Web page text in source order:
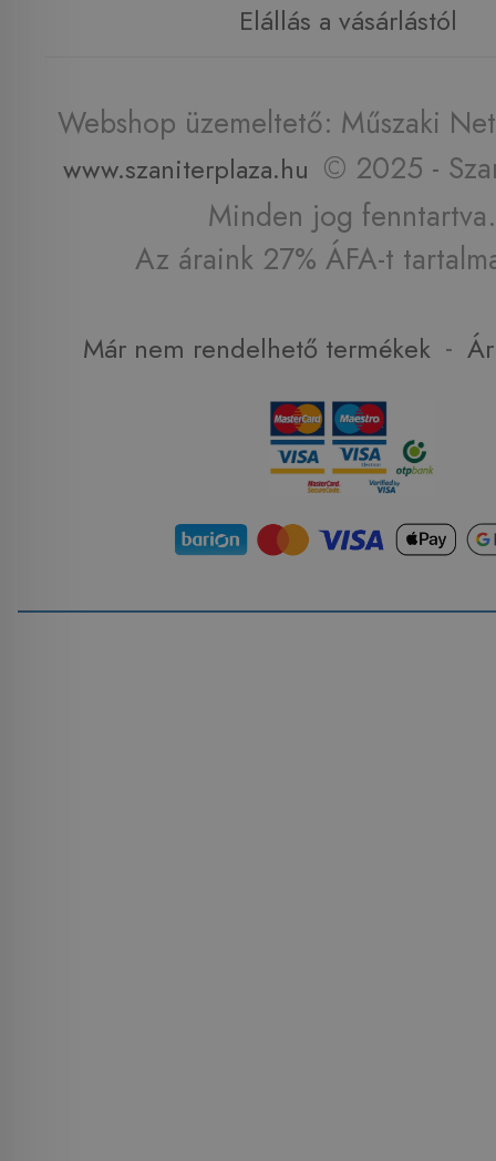
Elállás a vásárlástól
Webshop üzemeltető: Műszaki
www.szaniterplaza.hu © 2025 -
Minden jog fenntartva.
Az áraink 27% ÁFA-t
Már nem rendelhető termékek -